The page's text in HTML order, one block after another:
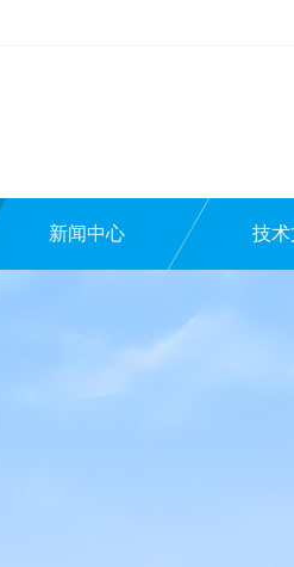
新闻中心 技